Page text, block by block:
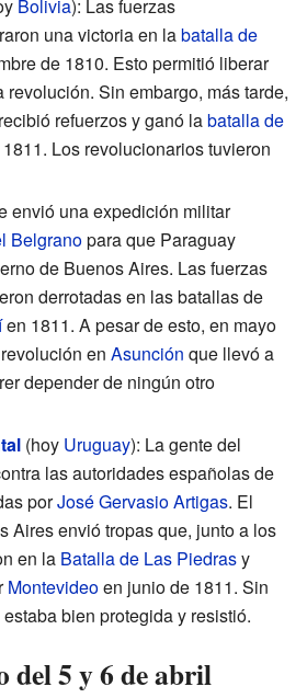
Bolivia): Las fuerzas
una victoria en labatalla de
de 1810. Esto permitió liberar
Sin embargo, más tarde,
refuerzos y ganó labatalla de
Los revolucionarios tuvieron
envió una expedición militar
Belgranopara que Paraguay
de Buenos Aires. Las fuerzas
derrotadas en las batallas de
en 1811. A pesar de esto, en mayo
en Asunción que llevó a
depender de ningún otro
(hoy Uruguay): La gente del
las autoridades españolas de
porJosé Gervasio Artigas. El
Aires envió tropas que, junto a los
en la Batalla de Las Piedrasy
Montevideoen junio de 1811. Sin
bien protegida y resistió.
del 5 y 6 de abril